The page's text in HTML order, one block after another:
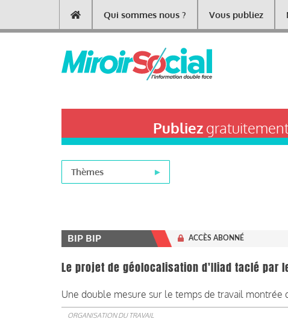
contenu
Main
navigation
Qui sommes nous ? Vous publiez
Publiez
Thèmes
BIP BIP ACCÈS ABONNÉ
Le projet de géolocalisation d'Iliad taclé par
Une double mesure sur le temps de travail montrée
ORGANISATION DU TRAVAIL